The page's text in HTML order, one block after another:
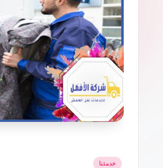
نُشرخدمتنا